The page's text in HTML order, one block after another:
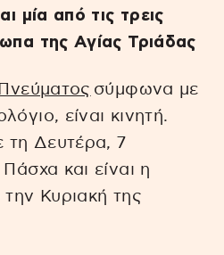
μία από τις τρεις
της Αγίας Τριάδας
σύμφωνα με
είναι κινητή.
τη Δευτέρα, 7
και είναι η
Κυριακή της